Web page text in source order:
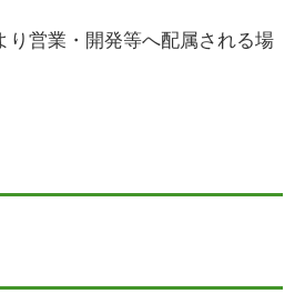
り営業・開発等へ配属される場